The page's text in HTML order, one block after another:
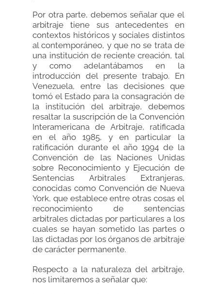
Por otra parte, debemos señalar que el
arbitraje tiene sus antecedentes en
contextos históricos y sociales distintos
al contemporáneo, y que no se trata de
una institución de reciente creación, tal
y como adelantábamos en la
introducción del presente trabajo. En
Venezuela, entre las decisiones que
tomó el Estado para la consagración de
la institución del arbitraje, debemos
resaltar la suscripción de la Convención
Interamericana de Arbitraje, ratificada
en el año 1985, y en particular la
ratificación durante el año 1994 de la
Convención de las Naciones Unidas
sobre Reconocimiento y Ejecución de
Sentencias Arbitrales Extranjeras,
conocidas como Convención de Nueva
York, que establece entre otras cosas el
reconocimiento de sentencias
arbitrales dictadas por particulares a los
cuales se hayan sometido las partes o
las dictadas por los órganos de arbitraje
de carácter permanente.
Respecto a la naturaleza del arbitraje,
nos limitaremos a señalar que: